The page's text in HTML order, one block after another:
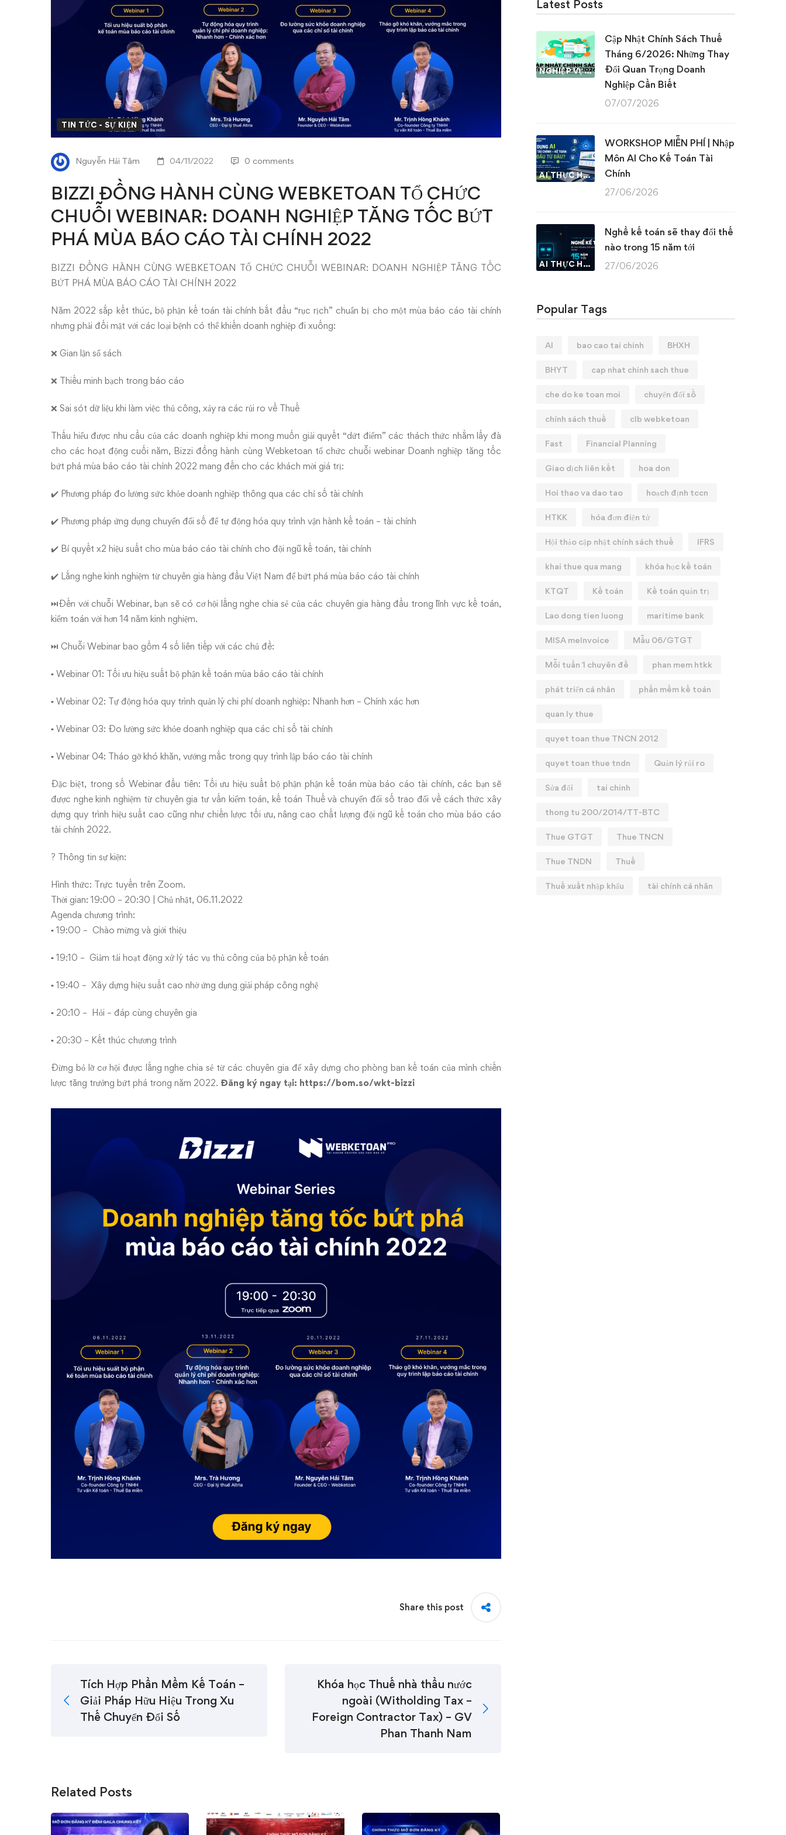
WEBKETOAN
CHỨC
CHUỖI
WEBINAR:
DOANH
NGHIỆP
TĂNG
TỐC
BỨT
PHÁ
MÙA
BÁO
CÁO
TÀI
CHÍNH
2022
TIN TỨC - SỰ KIỆN
Nguyễn Hải Tâm 04/11/2022 0 comments
BIZZI ĐỒNG HÀNH CÙNG WEBKETOAN TỔ CHỨC
CHUỖI WEBINAR: DOANH NGHIỆP TĂNG TỐC BỨT
PHÁ MÙA BÁO CÁO TÀI CHÍNH 2022
BIZZI ĐỒNG HÀNH CÙNG WEBKETOAN TỔ CHỨC CHUỖI WEBINAR: DOANH NGHIỆP TĂNG TỐC
BỨT PHÁ MÙA BÁO CÁO TÀI CHÍNH 2022
Năm 2022 sắp kết thúc, bộ phận kế toán tài chính bắt đầu “rục rịch” chuẩn bị cho một mùa báo cáo tài chính
nhưng phải đối mặt với các loại bệnh có thể khiến doanh nghiệp đi xuống:
❌ Gian lận sổ sách
❌ Thiếu minh bạch trong báo cáo
❌ Sai sót dữ liệu khi làm việc thủ công, xảy ra các rủi ro về Thuế
Thấu hiểu được nhu cầu của các doanh nghiệp khi mong muốn giải quyết “dứt điểm” các thách thức nhằm lấy đà
cho các hoạt động cuối năm, Bizzi đồng hành cùng Webketoan tổ chức chuỗi webinar Doanh nghiệp tăng tốc
bứt phá mùa báo cáo tài chính 2022 mang đến cho các khách mời giá trị:
✔️ Phương pháp đo lường sức khỏe doanh nghiệp thông qua các chỉ số tài chính
✔️ Phương pháp ứng dụng chuyển đổi số để tự động hóa quy trình vận hành kế toán – tài chính
✔️ Bí quyết x2 hiệu suất cho mùa báo cáo tài chính cho đội ngũ kế toán, tài chính
✔️ Lắng nghe kinh nghiệm từ chuyên gia hàng đầu Việt Nam để bứt phá mùa báo cáo tài chính
⏭Đến với chuỗi Webinar, bạn sẽ có cơ hội lắng nghe chia sẻ của các chuyên gia hàng đầu trong lĩnh vực kế toán,
kiểm toán với hơn 14 năm kinh nghiệm.
⏭ Chuỗi Webinar bao gồm 4 số liên tiếp với các chủ đề:
▪️ Webinar 01: Tối ưu hiệu suất bộ phận kế toán mùa báo cáo tài chính
▪️ Webinar 02: Tự động hóa quy trình quản lý chi phí doanh nghiệp: Nhanh hơn – Chính xác hơn
▪️ Webinar 03: Đo lường sức khỏe doanh nghiệp qua các chỉ số tài chính
▪️ Webinar 04: Tháo gỡ khó khăn, vướng mắc trong quy trình lập báo cáo tài chính
Đặc biệt, trong số Webinar đầu tiên: Tối ưu hiệu suất bộ phận phận kế toán mùa báo cáo tài chính, các bạn sẽ
được nghe kinh nghiệm từ chuyên gia tư vấn kiểm toán, kế toán Thuế và chuyển đổi số trao đổi về cách thức xây
dựng quy trình hiệu suất cao cũng như chiến lược tối ưu, nâng cao chất lượng đội ngũ kế toán cho mùa báo cáo
tài chính 2022.
? Thông tin sự kiện:
Hình thức: Trực tuyến trên Zoom.
Thời gian: 19:00 – 20:30 | Chủ nhật, 06.11.2022
Agenda chương trình:
▪️ 19:00 – Chào mừng và giới thiệu
▪️ 19:10 – Giảm tải hoạt động xử lý tác vụ thủ công của bộ phận kế toán
▪️ 19:40 – Xây dựng hiệu suất cao nhờ ứng dụng giải pháp công nghệ
▪️ 20:10 – Hỏi – đáp cùng chuyên gia
▪️ 20:30 – Kết thúc chương trình
Đừng bỏ lỡ cơ hội được lắng nghe chia sẻ từ các chuyên gia để xây dựng cho phòng ban kế toán của mình chiến
lược tăng trưởng bứt phá trong năm 2022. Đăng ký ngay tại: https://bom.so/wkt-bizzi
Share this post
Tích Hợp Phần Mềm Kế Toán –
Giải Pháp Hữu Hiệu Trong Xu
Thế Chuyển Đổi Số
Khóa học Thuế nhà thầu nước
ngoài (Witholding Tax –
Foreign Contractor Tax) – GV
Phan Thanh Nam
Related Posts
Latest Posts
NGHIỆP VỤ KẾ TOÁN & THUẾ
Cập Nhật Chính Sách Thuế
Tháng 6/2026: Những Thay
Đổi Quan Trọng Doanh
Nghiệp Cần Biết
07/07/2026
AI THỰC HÀNH
WORKSHOP MIỄN PHÍ | Nhập
Môn AI Cho Kế Toán Tài
Chính
27/06/2026
AI THỰC HÀNH
Nghề kế toán sẽ thay đổi thế
nào trong 15 năm tới
27/06/2026
Popular Tags
AI bao cao tai chinh BHXH
BHYT cap nhat chinh sach thue
che do ke toan moi chuyển đổi số
chính sách thuế clb webketoan
Fast Financial Planning
Giao dịch liên kết hoa don
Hoi thao va dao tao hoạch định tccn
HTKK hóa đơn điện tử
Hội thảo cập nhật chính sách thuế IFRS
khai thue qua mang khóa học kế toán
KTQT Kế toán Kế toán quản trị
Lao dong tien luong maritime bank
MISA meInvoice Mẫu 06/GTGT
Mỗi tuần 1 chuyên đề phan mem htkk
phát triển cá nhân phần mềm kế toán
quan ly thue
quyet toan thue TNCN 2012
quyet toan thue tndn Quản lý rủi ro
Sửa đổi tai chinh
thong tu 200/2014/TT-BTC
Thue GTGT Thue TNCN
Thue TNDN Thuế
Thuế xuất nhập khẩu tài chính cá nhân